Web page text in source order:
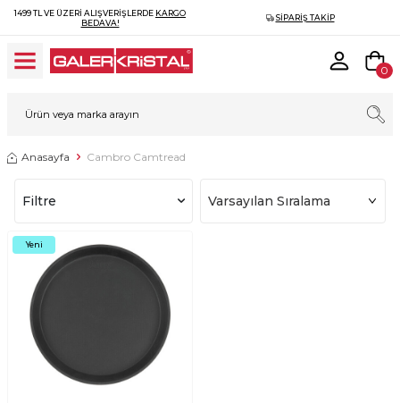
1499 TL VE ÜZERI ALIŞVERIŞLERDE KARGO
BEDAVA!
SIPARIŞ TAKIP
0
Anasayfa Cambro Camtread
Filtre
Yeni